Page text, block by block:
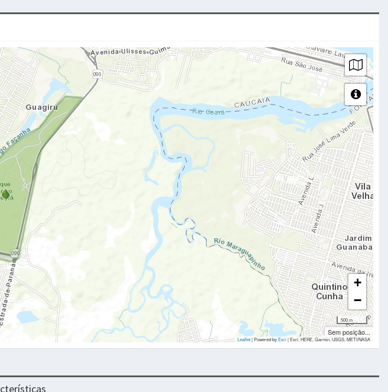
+
−
500 m
Sem posição...
Leaflet| Powered byEsri|Esri, HERE, Garmin, USGS, METI/NASA